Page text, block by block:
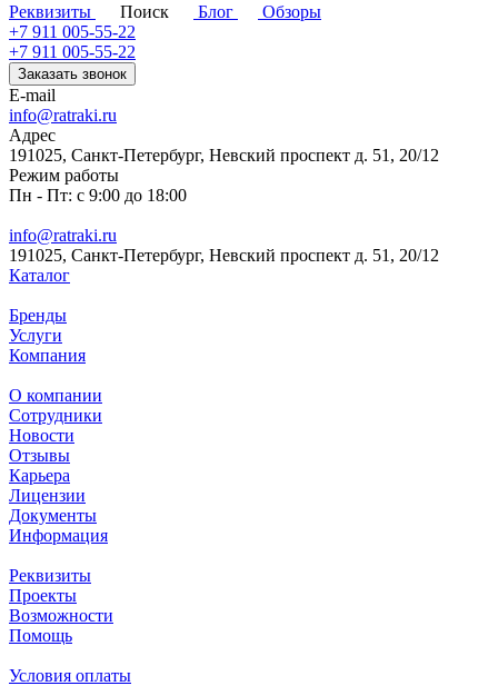
Реквизиты
Поиск Блог
Обзоры
+7 911 005-55-22
+7 911 005-55-22
Заказать звонок
E-mail
info@ratraki.ru
Адрес
191025, Санкт-Петербург, Невский проспект д. 51, 20/12
Режим работы
Пн - Пт: с 9:00 до 18:00
info@ratraki.ru
191025, Санкт-Петербург, Невский проспект д. 51, 20/12
Каталог
Бренды
Услуги
Компания
О компании
Сотрудники
Новости
Отзывы
Карьера
Лицензии
Документы
Информация
Реквизиты
Проекты
Возможности
Помощь
Условия оплаты